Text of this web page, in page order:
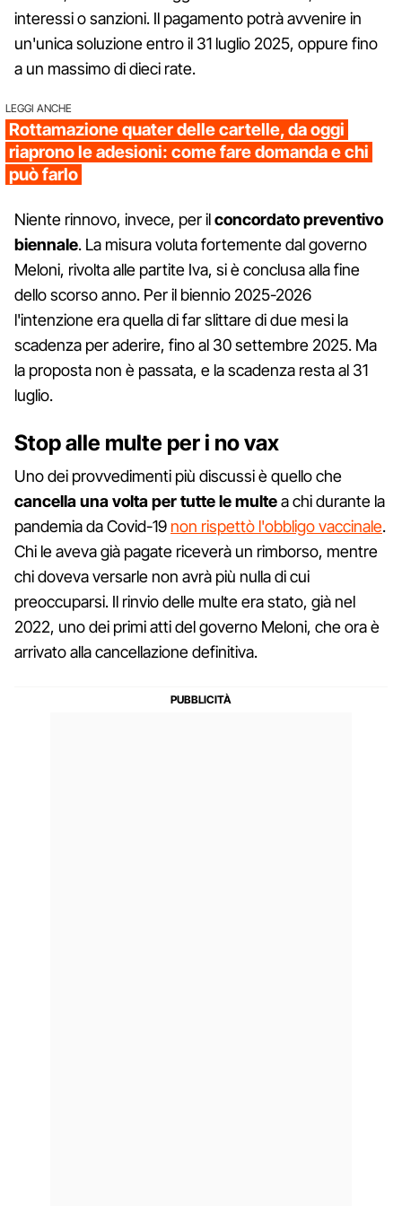
interessi o sanzioni. Il pagamento potrà avvenire in
un'unica soluzione entro il 31 luglio 2025, oppure fino
a un massimo di dieci rate.
LEGGI ANCHE
Rottamazione quater delle cartelle, da oggi
riaprono le adesioni: come fare domanda e chi
può farlo
Niente rinnovo, invece, per ilconcordato preventivo
biennale. La misura voluta fortemente dal governo
Meloni, rivolta alle partite Iva, si è conclusa alla fine
dello scorso anno. Per il biennio 2025-2026
l'intenzione era quella di far slittare di due mesi la
scadenza per aderire, fino al 30 settembre 2025. Ma
la proposta non è passata, e la scadenza resta al 31
luglio.
Stop alle multe per i no vax
Uno dei provvedimenti più discussi è quello che
cancella una volta per tutte le multea chi durante la
pandemia da Covid-19 non rispettò l'obbligo vaccinale.
Chi le aveva già pagate riceverà un rimborso, mentre
chi doveva versarle non avrà più nulla di cui
preoccuparsi. Il rinvio delle multe era stato, già nel
2022, uno dei primi atti del governo Meloni, che ora è
arrivato alla cancellazione definitiva.